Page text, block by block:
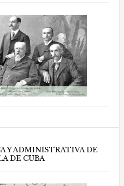
Y ADMINISTRATIVA DE
DE CUBA